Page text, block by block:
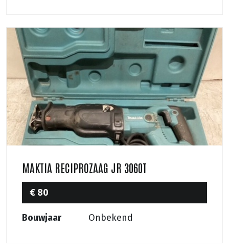
MAKTIA RECIPROZAAG JR 3060T
€ 80
Bouwjaar Onbekend